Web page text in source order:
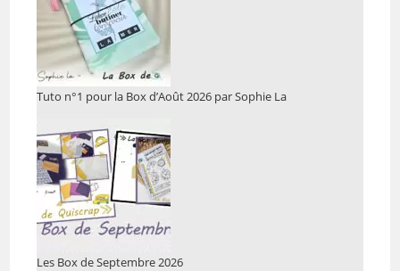
Tuto n°1 pour la Box d’Août 2026 par Sophie La
Les Box de Septembre 2026